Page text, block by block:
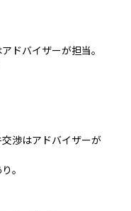
ドバイザーが担当。
渉はアドバイザーが
。